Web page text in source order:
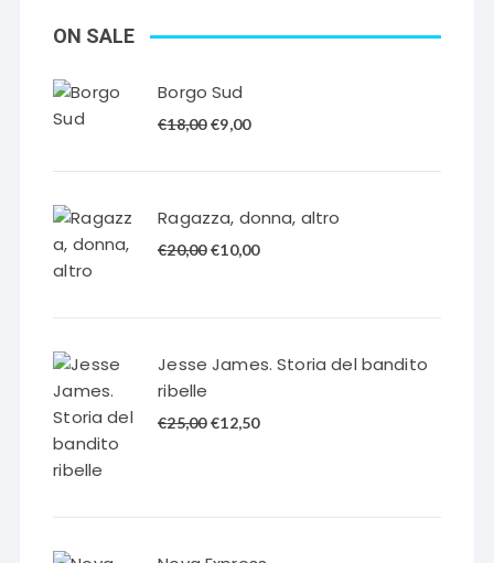
ON SALE
Borgo Sud
€18,00 Il
€18,00.
€9,00Il
€9,00.
Ragazza, donna, altro
€20,00 Il
€20,00.
€10,00Il
€10,00.
Jesse James. Storia del bandito
ribelle
€25,00 Il
€12,50Il